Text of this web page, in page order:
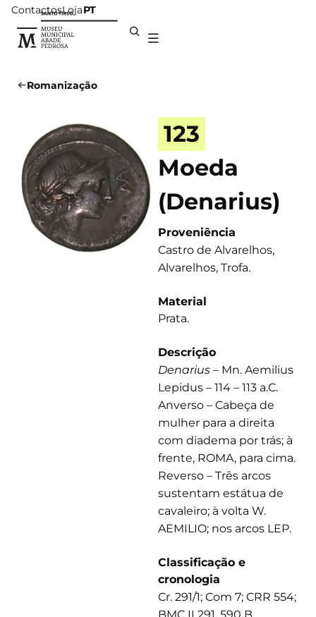
ContactosLojaPT
Romanização
123
Moeda
(Denarius)
Proveniência
Castro de Alvarelhos,
Alvarelhos, Trofa.
Material
Prata.
Descrição
Denarius – Mn. Aemilius
Lepidus – 114 – 113 a.C.
Anverso – Cabeça de
mulher para a direita
com diadema por trás; à
frente, ROMA, para cima.
Reverso – Três arcos
sustentam estátua de
cavaleiro; à volta W.
AEMILIO; nos arcos LEP.
Classificação e
cronologia
Cr. 291/1; Com 7; CRR 554;